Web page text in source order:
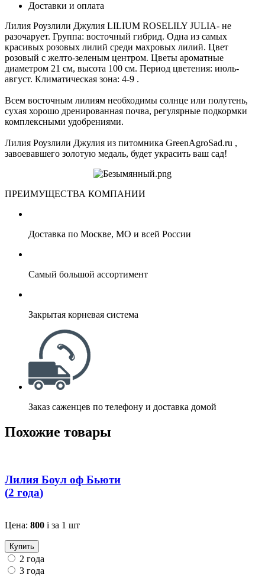
Доставки и оплата
Лилия Роузлили Джулия LILIUM ROSELILY JULIA- не
разочарует. Группа: восточный гибрид. Одна из самых
красивых розовых лилий среди махровых лилий. Цвет
розовый с желто-зеленым центром. Цветы ароматные
диаметром 21 см, высота 100 см. Период цветения: июль-
август. Климатическая зона: 4-9 .
Всем восточным лилиям необходимы солнце или полутень,
сухая хорошо дренированная почва, регулярные подкормки
комплексными удобрениями.
Лилия Роузлили Джулия из питомника GreenAgroSad.ru ,
завоевавшего золотую медаль, будет украсить ваш сад!
ПРЕИМУЩЕСТВА КОМПАНИИ
Доставка по Москве, МО и всей России
Самый большой ассортимент
Закрытая корневая система
Заказ саженцев по телефону и доставка домой
Похожие товары
Лилия Боул оф Бьюти
(2 года)
Цена: 800 i за 1 шт
Купить
2 года
3 года